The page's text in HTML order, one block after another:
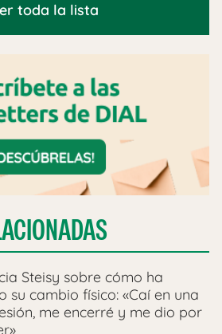
toda la lista
Steisy sobre cómo ha
su cambio físico: «Caí en una
me encerré y me dio por